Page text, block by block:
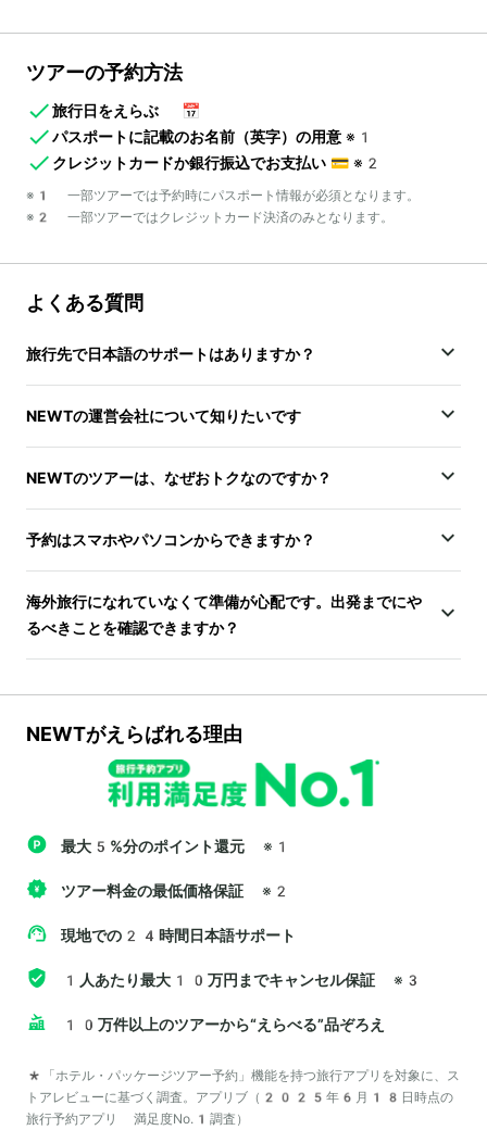
ツアーの予約方法
旅行日をえらぶ
📅
パスポートに記載のお名前（英字）の用意 ※1
クレジットカードか銀行振込でお支払い 💳 ※2
※1 一部ツアーでは予約時にパスポート情報が必須となります。
※2 一部ツアーではクレジットカード決済のみとなります。
よくある質問
旅行先で日本語のサポートはありますか？
NEWTの運営会社について知りたいです
NEWTのツアーは、なぜおトクなのですか？
予約はスマホやパソコンからできますか？
海外旅行になれていなくて準備が心配です。出発までにや
るべきことを確認できますか？
NEWTがえらばれる理由
最大5%分のポイント還元 ※1
ツアー料金の最低価格保証 ※2
現地での24時間日本語サポート
1人あたり最大10万円までキャンセル保証 ※3
10万件以上のツアーから“えらべる”品ぞろえ
*「ホテル・パッケージツアー予約」機能を持つ旅行アプリを対象に、ス
トアレビューに基づく調査。アプリブ（2025年6月18日時点の
旅行予約アプリ 満足度No.1調査）